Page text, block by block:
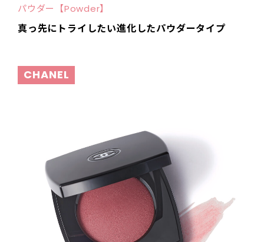
パウダー【Powder】
真っ先にトライしたい進化したパウダータイプ
CHANEL